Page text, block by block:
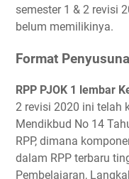
semester 1 & 2 revisi
belum memilikinya.
Format
RPP PJOK 1 lembar
2 revisi 2020 ini telah
Mendikbud No 14
RPP, dimana
dalam RPP terbaru
Pembelajaran,